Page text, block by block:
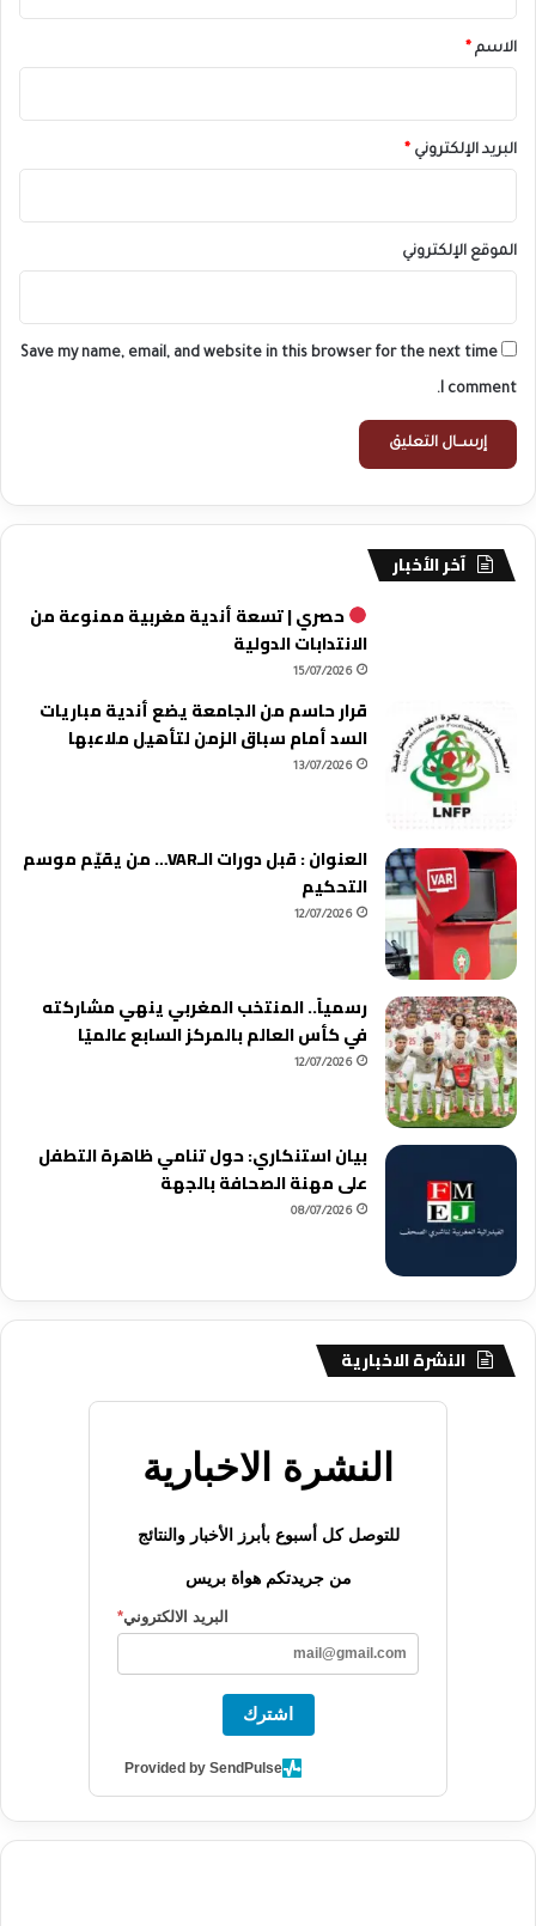
*
الاسم *
البريد الإلكتروني *
الموقع الإلكتروني
Save my name, email, and website in this browser for the next time
I comment.
آخر الأخبار
حصري | تسعة أندية مغربية ممنوعة من
الانتدابات الدولية
15/07/2026
قرار حاسم من الجامعة يضع أندية مباريات
السد أمام سباق الزمن لتأهيل ملاعبها
13/07/2026
العنوان : قبل دورات الـVAR… من يقيّم موسم
التحكيم
12/07/2026
رسمياً.. المنتخب المغربي ينهي مشاركته
في كأس العالم بالمركز السابع عالميًا
12/07/2026
بيان استنكاري: حول تنامي ظاهرة التطفل
على مهنة الصحافة بالجهة
08/07/2026
النشرة الاخبارية
النشرة الاخبارية
للتوصل كل أسبوع بأبرز الأخبار والنتائج
من جريدتكم هواة بريس
البريد الالكتروني*
اشترك
Provided by SendPulse